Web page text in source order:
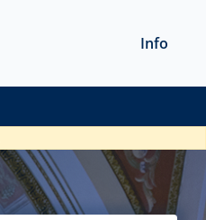
Info